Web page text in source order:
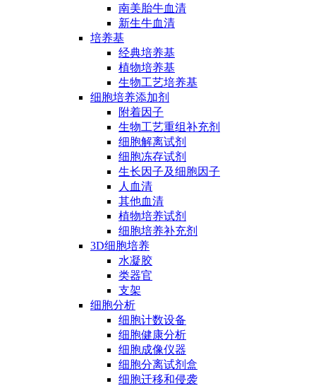
南美胎牛血清
新生牛血清
培养基
经典培养基
植物培养基
生物工艺培养基
细胞培养添加剂
附着因子
生物工艺重组补充剂
细胞解离试剂
细胞冻存试剂
生长因子及细胞因子
人血清
其他血清
植物培养试剂
细胞培养补充剂
3D细胞培养
水凝胶
类器官
支架
细胞分析
细胞计数设备
细胞健康分析
细胞成像仪器
细胞分离试剂盒
细胞迁移和侵袭